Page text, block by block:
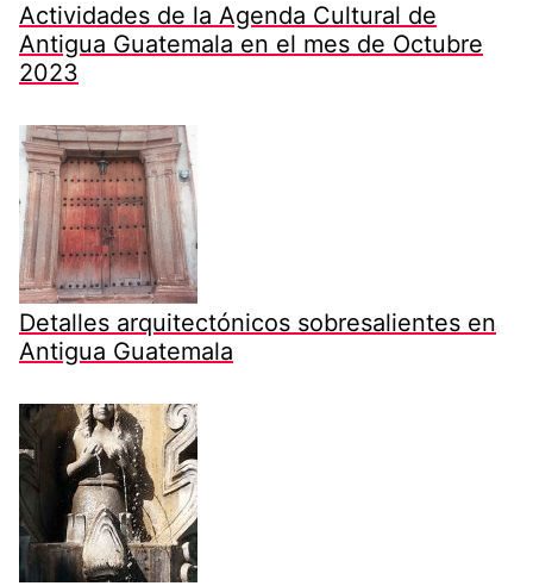
Actividades de la Agenda Cultural de
Antigua Guatemala en el mes de Octubre
2023
Detalles arquitectónicos sobresalientes en
Antigua Guatemala